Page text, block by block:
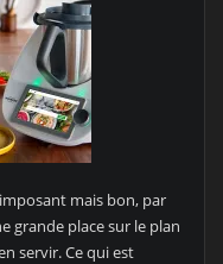
mais bon, par
grande place sur le plan
servir. Ce qui est